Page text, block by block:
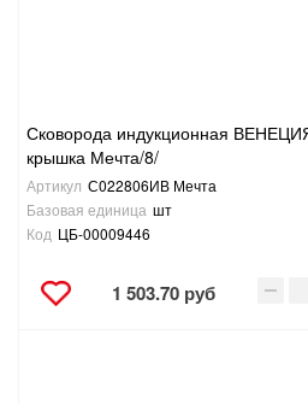
Сковорода индукционная
крышка Мечта/8/
Артикул С022806ИВ Мечта
Базовая единица шт
Код ЦБ-00009446
1 503.70 руб